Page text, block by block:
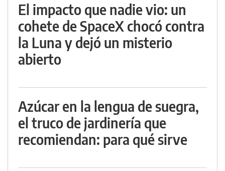
El impacto que nadie vio: un
cohete de SpaceX chocó contra
la Luna y dejó un misterio
abierto
Azúcar en la lengua de suegra,
el truco de jardinería que
recomiendan: para qué sirve